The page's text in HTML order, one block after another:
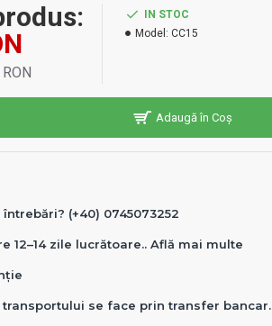
IN STOC
Model: CC15
Adaugă în Coș
(+40) 0745073252
12–14 zile lucrătoare.. Află mai multe
transportului se face prin transfer bancar.